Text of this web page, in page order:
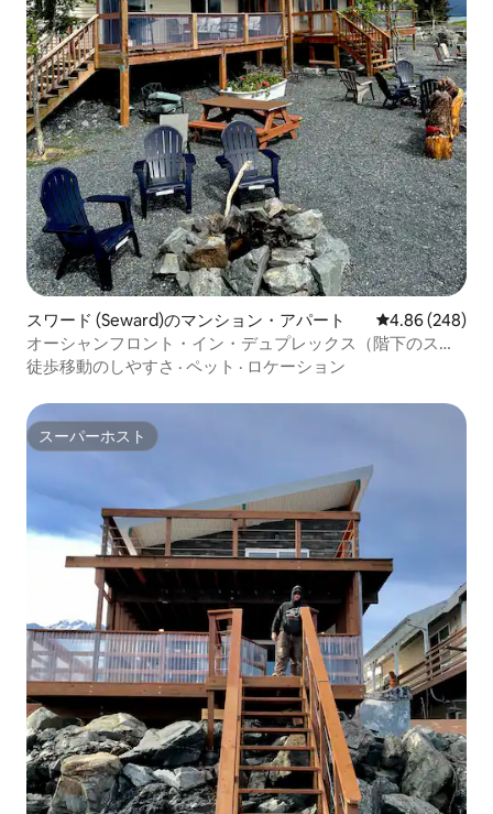
スワード (Seward)のマンション・アパート レビュー248
4.86 (248)
オーシャンフロント・イン・デュプレックス（階下のスイ
ート）
徒歩移動のしやすさ · ペット · ロケーション
スーパーホスト
スーパーホスト